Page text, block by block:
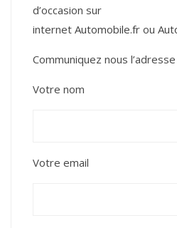
d’occasion sur
internet Automobile.fr ou
Communiquez nous
Votre nom
Votre email